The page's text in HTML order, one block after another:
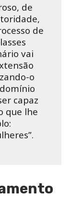
de
de
vai
o
capaz
que lhe